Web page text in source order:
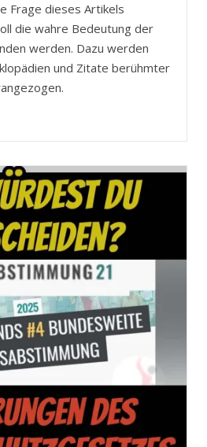
Frage dieses Artikels
die wahre Bedeutung der
werden. Dazu werden
und Zitate berühmter